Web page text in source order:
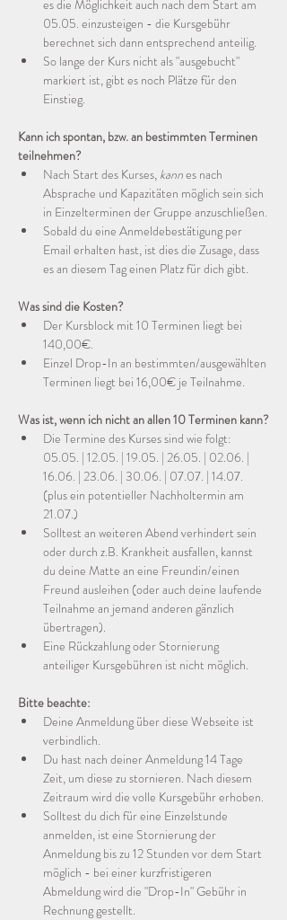
es die Möglichkeit auch nach dem Start am
05.05. einzusteigen - die Kursgebühr
berechnet sich dann entsprechend anteilig.
So lange der Kurs nicht als "ausgebucht"
markiert ist, gibt es noch Plätze für den
Einstieg.
Kann ich spontan, bzw. an bestimmten Terminen
teilnehmen?
Nach Start des Kurses, kann es nach
Absprache und Kapazitäten möglich sein sich
in Einzelterminen der Gruppe anzuschließen.
Sobald du eine Anmeldebestätigung per
Email erhalten hast, ist dies die Zusage, dass
es an diesem Tag einen Platz für dich gibt.
Was sind die Kosten?
Der Kursblock mit 10 Terminen liegt bei
140,00€.
Einzel Drop-In an bestimmten/ausgewählten
Terminen liegt bei 16,00€ je Teilnahme.
Was ist, wenn ich nicht an allen 10 Terminen kann?
Die Termine des Kurses sind wie folgt:
05.05. | 12.05. | 19.05. | 26.05. | 02.06. |
16.06. | 23.06. | 30.06. | 07.07. | 14.07.
(plus ein potentieller Nachholtermin am
21.07.)
Solltest an weiteren Abend verhindert sein
oder durch z.B. Krankheit ausfallen, kannst
du deine Matte an eine Freundin/einen
Freund ausleihen (oder auch deine laufende
Teilnahme an jemand anderen gänzlich
übertragen).
Eine Rückzahlung oder Stornierung
anteiliger Kursgebühren ist nicht möglich.
Bitte beachte:
Deine Anmeldung über diese Webseite ist
verbindlich.
Du hast nach deiner Anmeldung 14 Tage
Zeit, um diese zu stornieren. Nach diesem
Zeitraum wird die volle Kursgebühr erhoben.
Solltest du dich für eine Einzelstunde
anmelden, ist eine Stornierung der
Anmeldung bis zu 12 Stunden vor dem Start
möglich - bei einer kurzfristigeren
Abmeldung wird die "Drop-In" Gebühr in
Rechnung gestellt.